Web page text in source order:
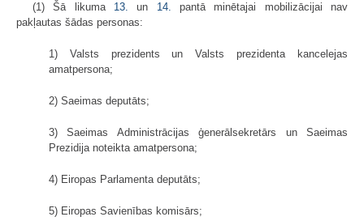
(1) Šā likuma 13.un 14. pantā minētajai mobilizācijai nav
pakļautas šādas personas:
1) Valsts prezidents un Valsts prezidenta kancelejas
amatpersona;
2) Saeimas deputāts;
3) Saeimas Administrācijas ģenerālsekretārs un Saeimas
Prezidija noteikta amatpersona;
4) Eiropas Parlamenta deputāts;
5) Eiropas Savienības komisārs;